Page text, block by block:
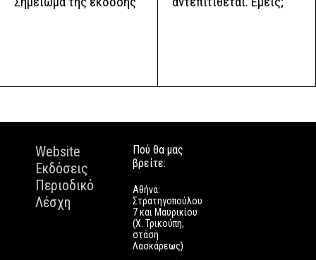
Website
Εκδόσεις
Περιοδικό
Λέσχη
Πού θα μας
βρείτε:
Αθήνα:
Στρατηγοπούλου
7 και Μαυρικίου
(Χ. Τρικούπη,
στάση
Λασκάρεως)